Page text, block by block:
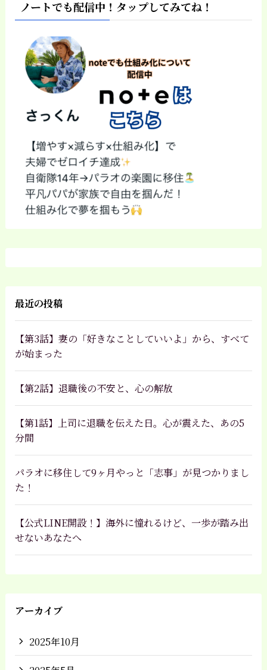
ノートでも配信中！タップしてみてね！
最近の投稿
【第3話】妻の「好きなことしていいよ」から、すべて
が始まった
【第2話】退職後の不安と、心の解放
【第1話】上司に退職を伝えた日。心が震えた、あの5
分間
パラオに移住して9ヶ月やっと「志事」が見つかりまし
た！
【公式LINE開設！】海外に憧れるけど、一歩が踏み出
せないあなたへ
アーカイブ
2025年10月